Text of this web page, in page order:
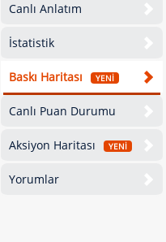
Canlı Anlatım
İstatistik
Baskı Haritası YENİ
Canlı Puan Durumu
Aksiyon Haritası YENİ
Yorumlar